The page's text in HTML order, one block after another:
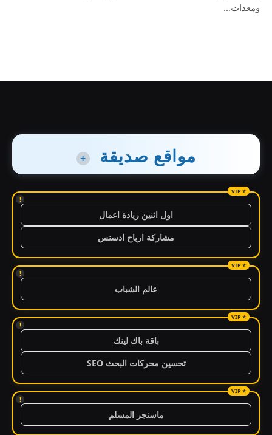
ومعدات…
مواقع صديقة +
!
اول اثنين ريادة اعمال
مشاركة ارباح ادسنس
!
عالم الشباب
!
باقة باك لينك
تحسين محركات البحث SEO
!
ماسنجر المسلم